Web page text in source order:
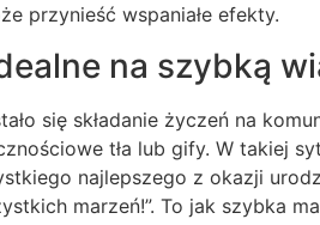
przynieść wspaniałe efekty.
na szybką
się składanie życzeń na
tła lub gify. W takiej
najlepszego z okazji
marzeń!”. To jak szybka